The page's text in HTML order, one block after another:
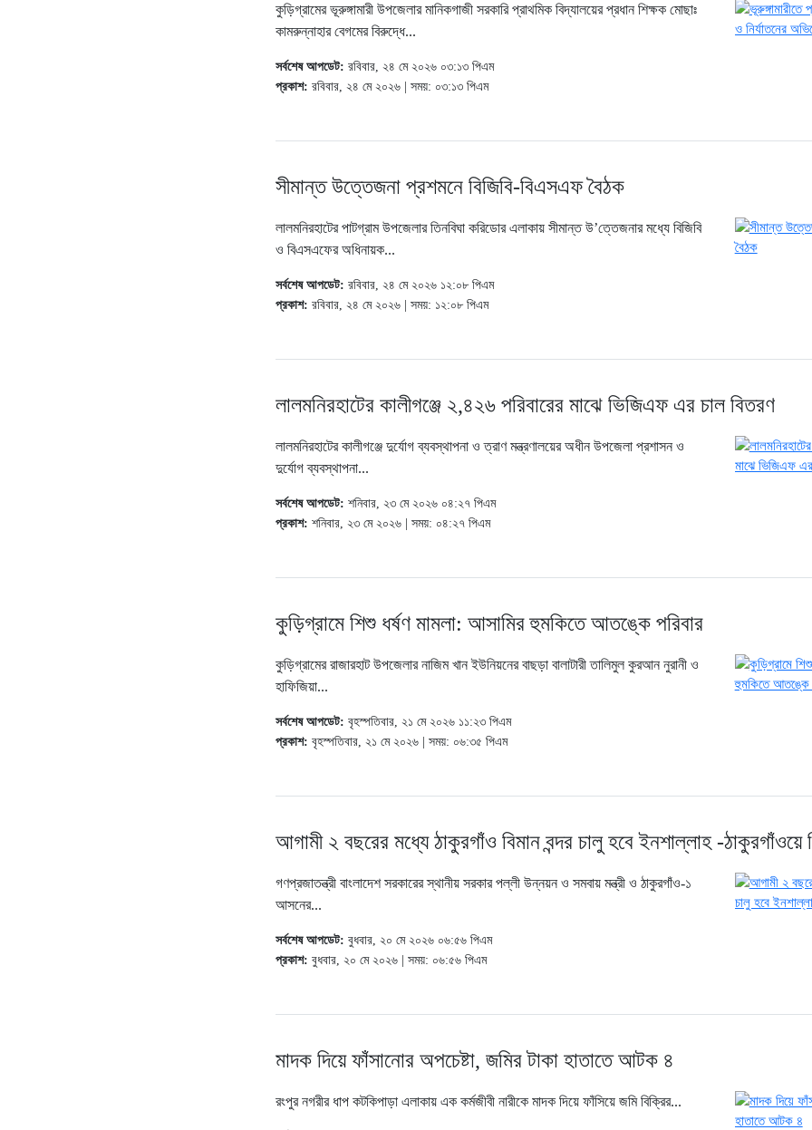
কুড়িগ্রামের ভূরুঙ্গামারী উপজেলার মানিকগাজী সরকারি প্রাথমিক বিদ্যালয়ের প্রধান শিক্ষক মোছাঃ
কামরুন্‌নাহার বেগমের বিরুদ্ধে...
সর্বশেষ আপডেট: রবিবার, ২৪ মে ২০২৬ ০৩:১৩ পিএম
প্রকাশ: রবিবার, ২৪ মে ২০২৬ | সময়: ০৩:১৩ পিএম
সীমান্ত উত্তেজনা প্রশমনে বিজিবি-বিএসএফ বৈঠক
লালমনিরহাটের পাটগ্রাম উপজেলার তিনবিঘা করিডোর এলাকায় সীমান্ত উ’ত্তেজনার মধ্যে বিজিবি
ও বিএসএফের অধিনায়ক...
সর্বশেষ আপডেট: রবিবার, ২৪ মে ২০২৬ ১২:০৮ পিএম
প্রকাশ: রবিবার, ২৪ মে ২০২৬ | সময়: ১২:০৮ পিএম
লালমনিরহাটের কালীগঞ্জে ২,৪২৬ পরিবারের মাঝে ভিজিএফ এর চাল বিতরণ
লালমনিরহাটের কালীগঞ্জে দুর্যোগ ব্যবস্থাপনা ও ত্রাণ মন্ত্রণালয়ের অধীন উপজেলা প্রশাসন ও
দুর্যোগ ব্যবস্থাপনা...
সর্বশেষ আপডেট: শনিবার, ২৩ মে ২০২৬ ০৪:২৭ পিএম
প্রকাশ: শনিবার, ২৩ মে ২০২৬ | সময়: ০৪:২৭ পিএম
কুড়িগ্রামে শিশু ধর্ষণ মামলা: আসামির হুমকিতে আতঙ্কে পরিবার
কুড়িগ্রামের রাজারহাট উপজেলার নাজিম খান ইউনিয়নের বাছড়া বালাটারী তালিমুল কুরআন নুরানী ও
হাফিজিয়া...
সর্বশেষ আপডেট: বৃহস্পতিবার, ২১ মে ২০২৬ ১১:২৩ পিএম
প্রকাশ: বৃহস্পতিবার, ২১ মে ২০২৬ | সময়: ০৬:৩৫ পিএম
আগামী ২ বছরের মধ্যে ঠাকুরগাঁও বিমান বন্দর চালু হবে ইনশাল্লাহ -ঠাকুরগাঁওয়ে
গণপ্রজাতন্ত্রী বাংলাদেশ সরকারের স্থানীয় সরকার পল্লী উন্নয়ন ও সমবায় মন্ত্রী ও ঠাকুরগাঁও-১
আসনের...
সর্বশেষ আপডেট: বুধবার, ২০ মে ২০২৬ ০৬:৫৬ পিএম
প্রকাশ: বুধবার, ২০ মে ২০২৬ | সময়: ০৬:৫৬ পিএম
মাদক দিয়ে ফাঁসানোর অপচেষ্টা, জমির টাকা হাতাতে আটক ৪
রংপুর নগরীর ধাপ কটকিপাড়া এলাকায় এক কর্মজীবী নারীকে মাদক দিয়ে ফাঁসিয়ে জমি বিক্রির...